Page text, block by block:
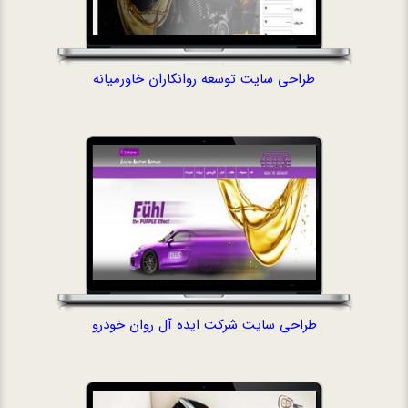
طراحی سایت توسعه روانکاران خاورمیانه
طراحی سایت شرکت ایده آل روان خودرو